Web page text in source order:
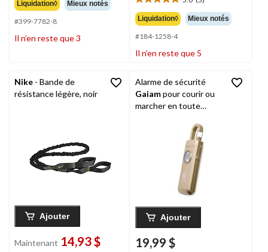
sur
5.
19
Liquidation◊ Mieux notés
#399-7782-8
Il n’en reste que 3
5.0
étoile(s)
sur
5.
5
Liquidation◊ Mieux notés
#184-1258-4
Il n’en reste que 5
Nike - Bande de
résistance légère, noir
Ajouter
Maintenant 14,93 $
Alarme de sécurité
Gaiampour courir ou
marcher en toute
Ajouter
19,99 $